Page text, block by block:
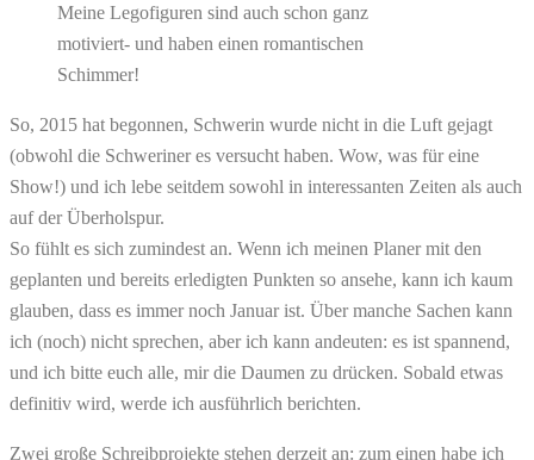
Meine Legofiguren sind auch schon ganz
motiviert- und haben einen romantischen
Schimmer!
So, 2015 hat begonnen, Schwerin wurde nicht in die Luft gejagt
(obwohl die Schweriner es versucht haben. Wow, was für eine
Show!) und ich lebe seitdem sowohl in interessanten Zeiten als auch
auf der Überholspur.
So fühlt es sich zumindest an. Wenn ich meinen Planer mit den
geplanten und bereits erledigten Punkten so ansehe, kann ich kaum
glauben, dass es immer noch Januar ist. Über manche Sachen kann
ich (noch) nicht sprechen, aber ich kann andeuten: es ist spannend,
und ich bitte euch alle, mir die Daumen zu drücken. Sobald etwas
definitiv wird, werde ich ausführlich berichten.
Zwei große Schreibprojekte stehen derzeit an: zum einen habe ich